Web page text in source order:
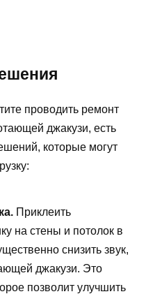
проводить ремонт
джакузи, есть
которые могут
Приклеить
на стены и потолок в
снизить звук,
джакузи. Это
позволит улучшить